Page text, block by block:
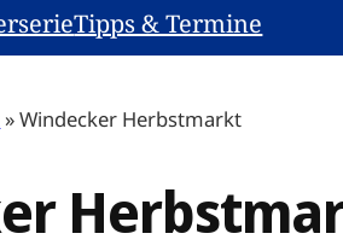
Tipps & Termine
»Windecker Herbstmarkt